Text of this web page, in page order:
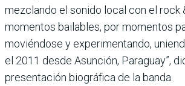
mezclando el sonido local con el rock
momentos bailables, por momentos
moviéndose y experimentando,
el 2011 desde Asunción, Paraguay”,
presentación biográfica de la banda.